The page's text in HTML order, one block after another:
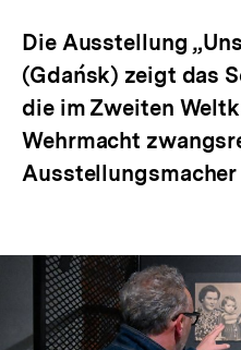
Die Ausstellung
(Gdańsk) zeigt das
die im Zweiten
Wehrmacht